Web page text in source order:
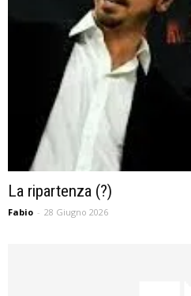
La ripartenza (?)
Fabio - 28 Giugno 2026